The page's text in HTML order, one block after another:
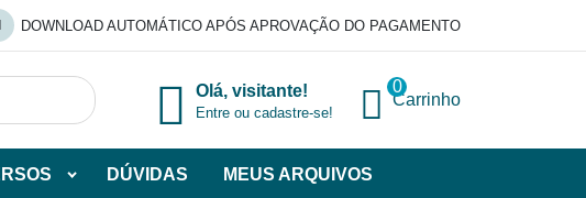
DOWNLOAD AUTOMÁTICO APÓS APROVAÇÃO DO PAGAMENTO
Olá, visitante!
Entre ou cadastre-se!
0
Carrinho
DÚVIDAS MEUS ARQUIVOS